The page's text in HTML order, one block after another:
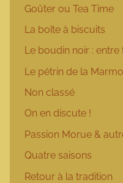
Goûter ou Tea Time
La boîte à biscuits
Le boudin noir :
Le pétrin de la
Non classé
On en discute !
Passion Morue &
Quatre saisons
Retour à la tradition